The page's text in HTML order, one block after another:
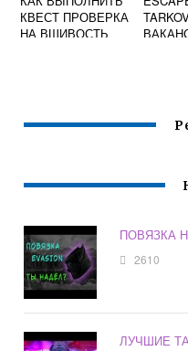
КВЕСТ ПРОВЕРКА
НА ВШИВОСТЬ
ПОВЯЗКА
2610
ЛУЧШИЕ